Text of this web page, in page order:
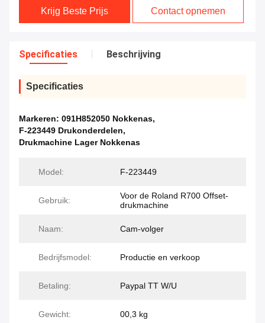
Krijg Beste Prijs Contact opnemen
Specificaties Beschrijving
Specificaties
Markeren: 091H852050 Nokkenas,
F-223449 Drukonderdelen,
Drukmachine Lager Nokkenas
Model: F-223449
Gebruik:
Voor de Roland R700 Offset-
drukmachine
Naam: Cam-volger
Bedrijfsmodel: Productie en verkoop
Betaling: Paypal TT W/U
Gewicht: 00,3 kg